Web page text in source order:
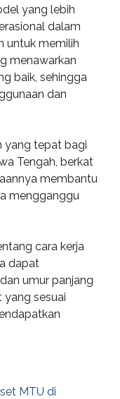
yang lebih
dalam
untuk memilih
menawarkan
baik, sehingga
dan
yang tepat bagi
Tengah, berkat
membantu
mengganggu
cara kerja
dapat
umur panjang
yang sesuai
MTU di